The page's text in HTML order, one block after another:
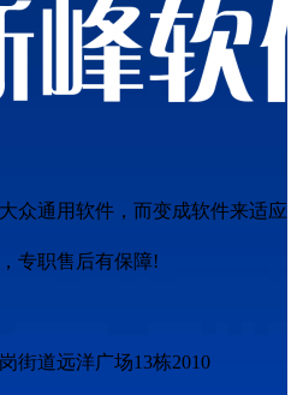
众通用软件，而变成软件来适应
专职售后有保障!
街道远洋广场13栋2010